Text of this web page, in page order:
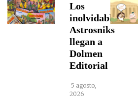
Los
inolvidables
Astrosniks
llegan a
Dolmen
Editorial
5 agosto,
2026